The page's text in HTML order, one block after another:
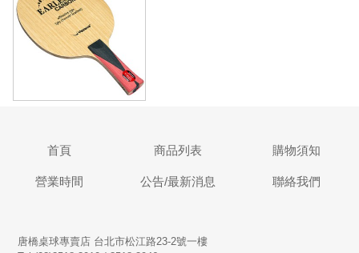
首頁 商品列表 購物須知
營業時間 公告/最新消息 聯絡我們
唐橋桌球專賣店 台北市松江路23-2號一樓